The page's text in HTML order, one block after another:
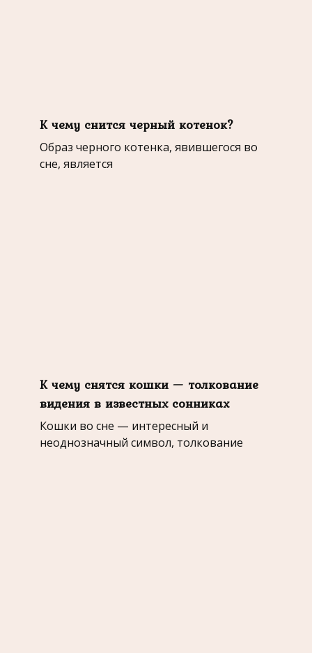
К чему снится черный котенок?
Образ черного котенка, явившегося во
сне, является
К чему снятся кошки — толкование
видения в известных сонниках
Кошки во сне — интересный и
неоднозначный символ, толкование